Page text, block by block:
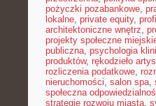
pożyczki pozabankowe,
lokalne, private equity,
architektoniczne wnętrz,
projekty społeczne
publiczna, psychologia
produktów, rękodzieło
rozliczenia podatkowe,
nieruchomości, salon spa,
społeczna
strategie rozwoju miasta,